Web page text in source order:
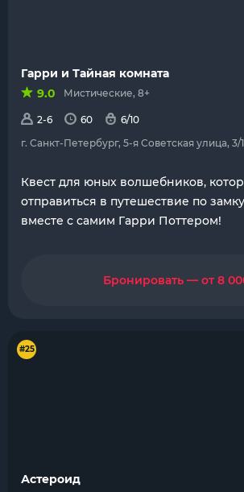
Гарри и Тайная комната
9.0
Мистические, 8+
2-6 60
6/10
г. Санкт-Петербург, 5-я Советская улица, 3/
Квест для юных волшебников,
отправиться в путешествие по
вместе с самим Гарри Поттером!
Бронировать — от 8
#25
Астероид